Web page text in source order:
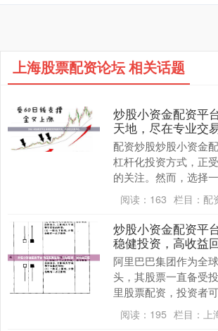
上海股票配资论坛 相关话题
炒股小资金配资平
天地，尽在专业交
配资炒股炒股小资金
杠杆化投资方式，正
的关注。然而，选择
平台至关重要。专业
优势： * **....
阅读： 163 栏目： 配
炒股小资金配资平
稳健投资，高收益
阿里巴巴集团作为全
头，其股票一直备受
里股票配资，投资者
获得更高的收益回报
供不同的配资方....
阅读： 195 栏目： 上